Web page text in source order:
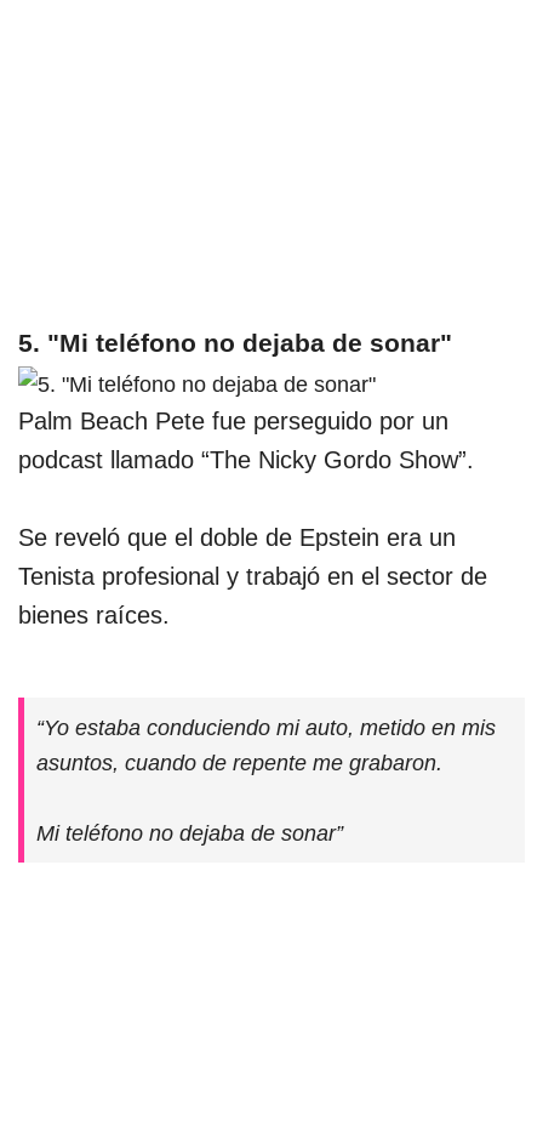
5. "Mi teléfono no dejaba de sonar"
Palm Beach Pete fue perseguido por un
podcast llamado “The Nicky Gordo Show”.
Se reveló que el doble de Epstein era un
Tenista profesional y trabajó en el sector de
bienes raíces.
“Yo estaba conduciendo mi auto, metido en mis
asuntos, cuando de repente me grabaron.
Mi teléfono no dejaba de sonar”